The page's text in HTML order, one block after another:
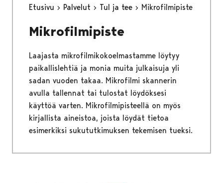
Etusivu Palvelut Tul ja tee Mikrofilmipiste
Mikrofilmipiste
Laajasta mikrofilmikokoelmastamme löytyy
paikallislehtiä ja monia muita julkaisuja yli
sadan vuoden takaa. Mikrofilmi skannerin
avulla tallennat tai tulostat löydöksesi
käyttöä varten. Mikrofilmipisteellä on myös
kirjallista aineistoa, joista löydät tietoa
esimerkiksi sukututkimuksen tekemisen tueksi.